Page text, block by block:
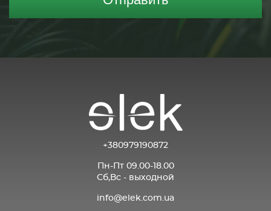
+380979190872
Пн-Пт 09.00-18.00
Сб,Вс - выходной
info@elek.com.ua